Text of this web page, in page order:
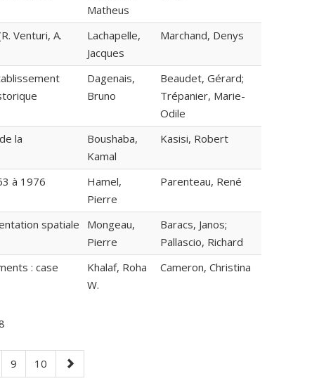
Matheus
Venturi, A.
Lachapelle,
Jacques
Marchand, Denys
Dagenais,
Bruno
Beaudet, Gérard;
Trépanier, Marie-
Odile
la
Boushaba,
Kamal
Kasisi, Robert
à 1976
Hamel,
Pierre
Parenteau, René
spatiale
Mongeau,
Pierre
Baracs, Janos;
Pallascio, Richard
: case
Khalaf, Roha
W.
Cameron, Christina
Page
9 Page
10
Next
page